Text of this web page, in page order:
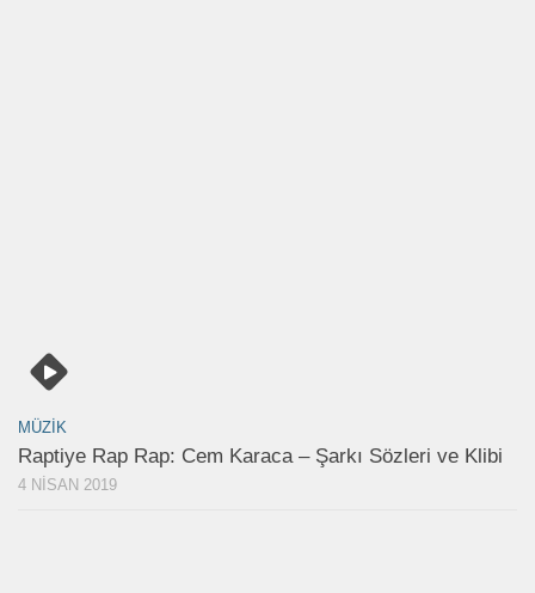
MÜZIK
Raptiye Rap Rap: Cem Karaca – Şarkı Sözleri ve Klibi
4 NISAN 2019